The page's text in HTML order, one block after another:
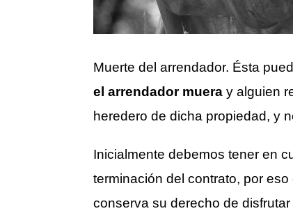
Muerte del arrendador. Ésta
el arrendador muera y alguien
heredero de dicha propiedad, y
Inicialmente debemos tener en
terminación del contrato, por
conserva su derecho de